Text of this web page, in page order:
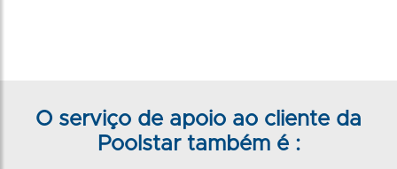
O serviço de apoio ao cliente da
Poolstar também é :